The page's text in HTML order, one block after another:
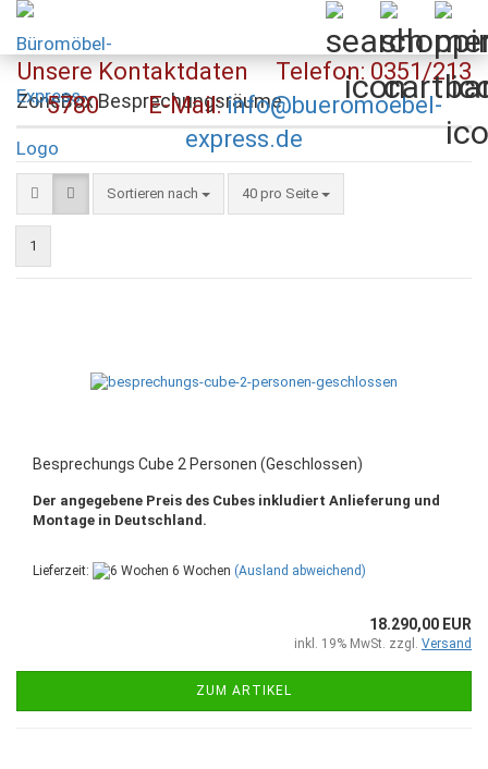
Unsere Kontaktdaten Telefon: 0351/213
5780 E-Mail:info@bueromoebel-
express.de
ZoneBox Besprechungsräume
Sortieren nach
Sortieren nach 40 pro Seite
pro Seite
1
Besprechungs Cube 2 Personen (Geschlossen)
Der angegebene Preis des Cubes inkludiert Anlieferung und
Montage in Deutschland.
Lieferzeit: 6 Wochen (Ausland abweichend)
18.290,00 EUR
inkl. 19% MwSt. zzgl. Versand
ZUM ARTIKEL